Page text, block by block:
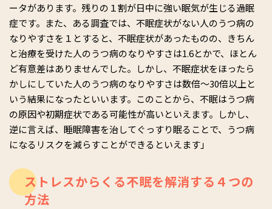
ータがあります。残りの１割が日中に強い眠気が生じる過眠
症です。また、ある調査では、不眠症状がない人のうつ病の
なりやすさを１とすると、不眠症状があったものの、きちん
と治療を受けた人のうつ病のなりやすさは1.6とかで、ほとん
ど有意差はありませんでした。しかし、不眠症状をほったら
かしにしていた人のうつ病のなりやすさは数倍〜30倍以上と
いう結果になったといいます。このことから、不眠はうつ病
の原因や初期症状である可能性が高いといえます。しかし、
逆に言えば、睡眠障害を治してぐっすり眠ることで、うつ病
になるリスクを減らすことができるといえます」
ストレスからくる不眠を解消する４つの
方法